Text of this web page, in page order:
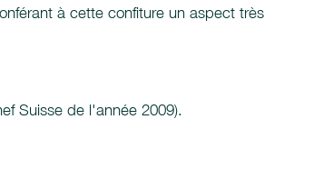
à cette confiture un aspect très
Suisse de l'année 2009).